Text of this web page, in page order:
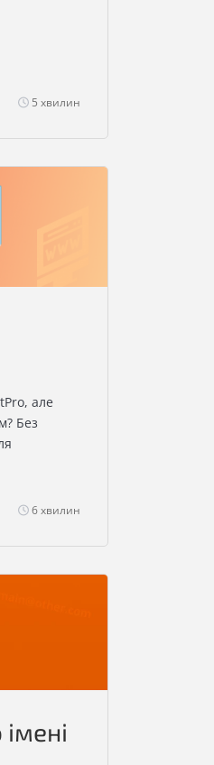
5 хвилин
але
Без
6 хвилин